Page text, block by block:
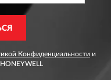
Конфиденциальности и